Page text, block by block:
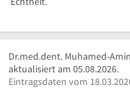
Dr.med.dent. Muhamed-
aktualisiert am 05.08.2026.
Eintragsdaten vom